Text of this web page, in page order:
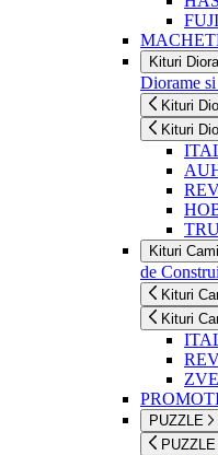
Kituri
Diorame
Kituri
Kituri
Kituri
de
Kituri
Kituri
PUZZLE
PUZZLE